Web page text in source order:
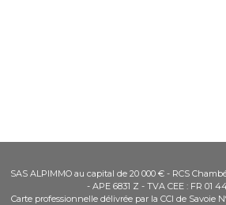
SAS ALPIMMO au capital de 20 000 € - RCS
- APE 6831 Z - TVA CEE : FR 01
Carte professionnelle délivrée par la CCI de Savoie